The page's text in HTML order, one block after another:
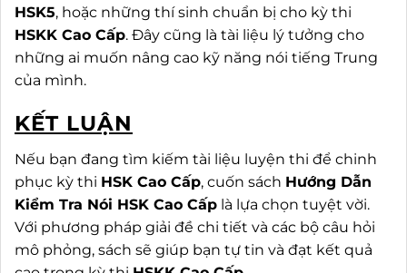
HSK5, hoặc những thí sinh chuẩn bị cho kỳ thi
HSKK Cao Cấp. Đây cũng là tài liệu lý tưởng cho
những ai muốn nâng cao kỹ năng nói tiếng Trung
của mình.
KẾT LUẬN
Nếu bạn đang tìm kiếm tài liệu luyện thi để chinh
phục kỳ thi HSK Cao Cấp, cuốn sách Hướng Dẫn
Kiểm Tra Nói HSK Cao Cấp là lựa chọn tuyệt vời.
Với phương pháp giải đề chi tiết và các bộ câu hỏi
mô phỏng, sách sẽ giúp bạn tự tin và đạt kết quả